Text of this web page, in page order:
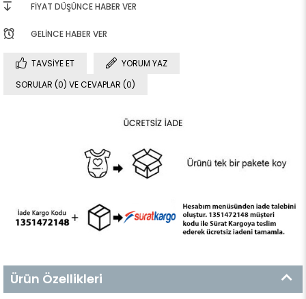
FIYAT DÜŞÜNCE HABER VER
GELINCE HABER VER
TAVSIYE ET
YORUM YAZ
SORULAR (0) VE CEVAPLAR (0)
Ürün Özellikleri